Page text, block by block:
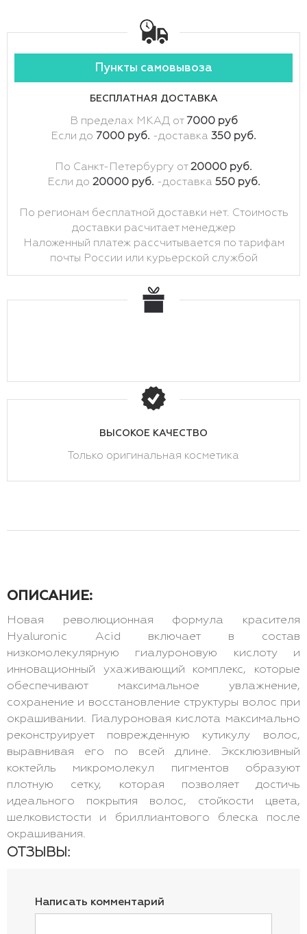
Пункты самовывоза
БЕСПЛАТНАЯ ДОСТАВКА
В пределах МКАД от 7000 руб
Если до 7000 руб. -доставка 350 руб.
По Санкт-Петербургу от20000 руб.
Если до 20000 руб. -доставка 550 руб.
По регионам бесплатной доставки нет. Стоимость
доставки расчитает менеджер
Наложенный платеж рассчитывается по тарифам
почты России или курьерской службой
ВЫСОКОЕ КАЧЕСТВО
Только оригинальная косметика
ОПИСАНИЕ:
Новая революционная формула красителя
Hyaluronic Acid включает в состав
низкомолекулярную гиалуроновую кислоту и
инновационный ухаживающий комплекс, которые
обеспечивают максимальное увлажнение,
сохранение и восстановление структуры волос при
окрашивании. Гиалуроновая кислота максимально
реконструирует поврежденную кутикулу волос,
выравнивая его по всей длине. Эксклюзивный
коктейль микромолекул пигментов образуют
плотную сетку, которая позволяет достичь
идеального покрытия волос, стойкости цвета,
шелковистости и бриллиантового блеска после
окрашивания.
ОТЗЫВЫ:
Написать комментарий